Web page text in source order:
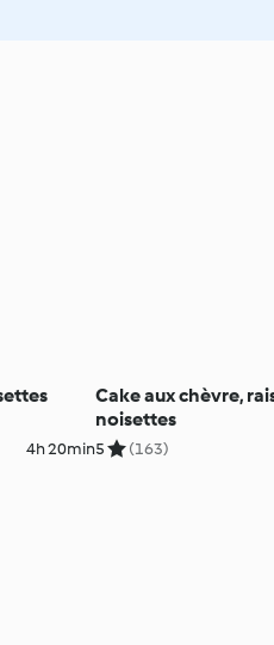
4h 20min
Cake aux chèvre,
noisettes
5 (163)